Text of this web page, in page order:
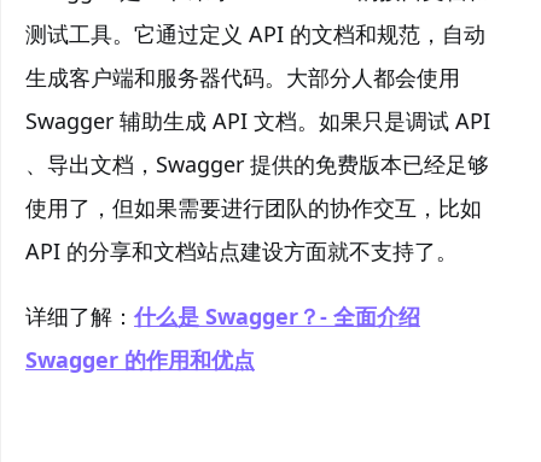
测试工具。它通过定义 API 的文档和规范，自动
生成客户端和服务器代码。大部分人都会使用
Swagger 辅助生成 API 文档。如果只是调试 API
、导出文档，Swagger 提供的免费版本已经足够
使用了，但如果需要进行团队的协作交互，比如
API 的分享和文档站点建设方面就不支持了。
详细了解： 什么是 Swagger？- 全面介绍
Swagger 的作用和优点